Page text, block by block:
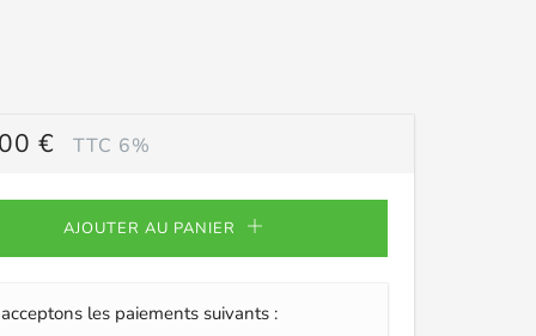
€ TTC 6%
AJOUTER AU PANIER
les paiements suivants :